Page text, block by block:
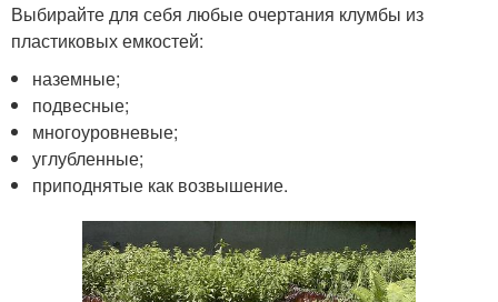
Выбирайте для себя любые очертания клумбы из
пластиковых емкостей:
наземные;
подвесные;
многоуровневые;
углубленные;
приподнятые как возвышение.